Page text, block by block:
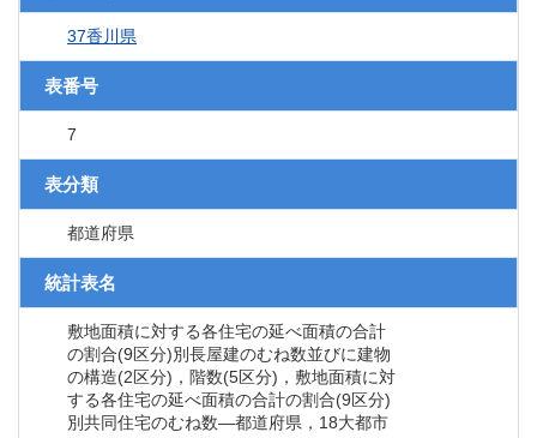
37香川県
表番号
7
表分類
都道府県
統計表名
敷地面積に対する各住宅の延べ面積の合計
の割合(9区分)別長屋建のむね数並びに建物
の構造(2区分)，階数(5区分)，敷地面積に対
する各住宅の延べ面積の合計の割合(9区分)
別共同住宅のむね数―都道府県，18大都市